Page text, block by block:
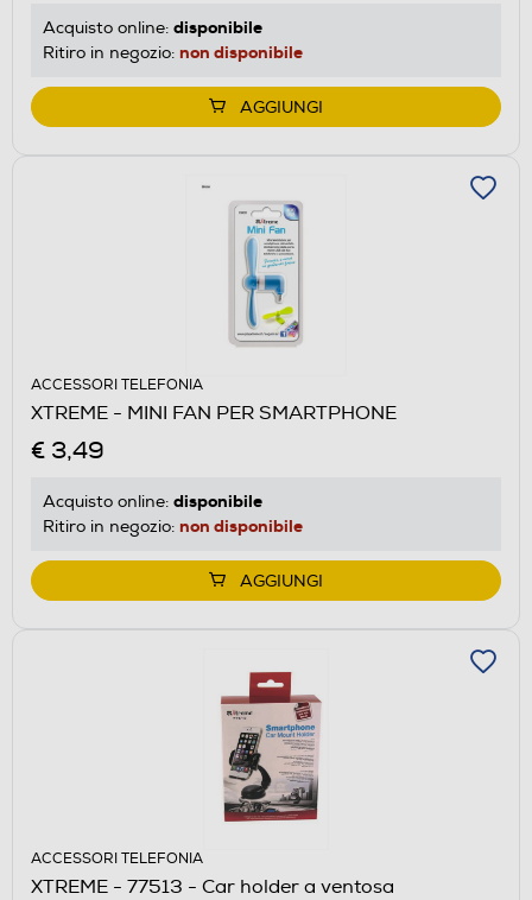
Acquisto online: disponibile
Ritiro in negozio: non disponibile
AGGIUNGI
ACCESSORI TELEFONIA
XTREME - MINI FAN PER SMARTPHONE
€ 3,49
Acquisto online: disponibile
Ritiro in negozio: non disponibile
AGGIUNGI
ACCESSORI TELEFONIA
XTREME - 77513 - Car holder a ventosa